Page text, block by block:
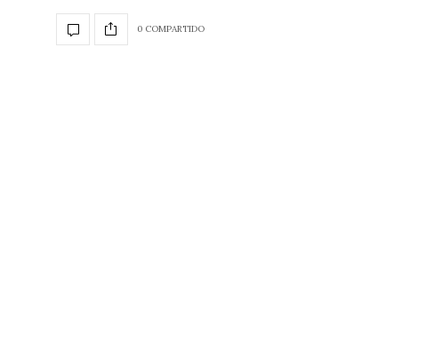
0 COMPARTIDO